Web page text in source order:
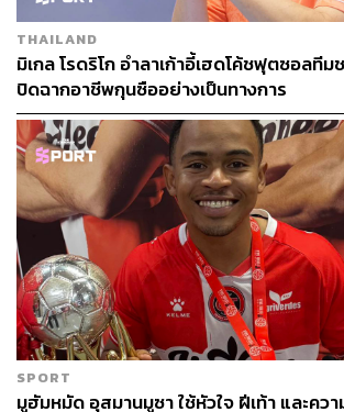
THAILAND
มิเกล โรดริโก อำลาเก้าอี้เฮดโค้ชฟุตซอลทีม
ปิดฉากอาชีพกุนซืออย่างเป็นทางการ
SPORT
มูฮัมหมัด อุสมานมูซา ใช้หัวใจ ฝีเท้า และคว